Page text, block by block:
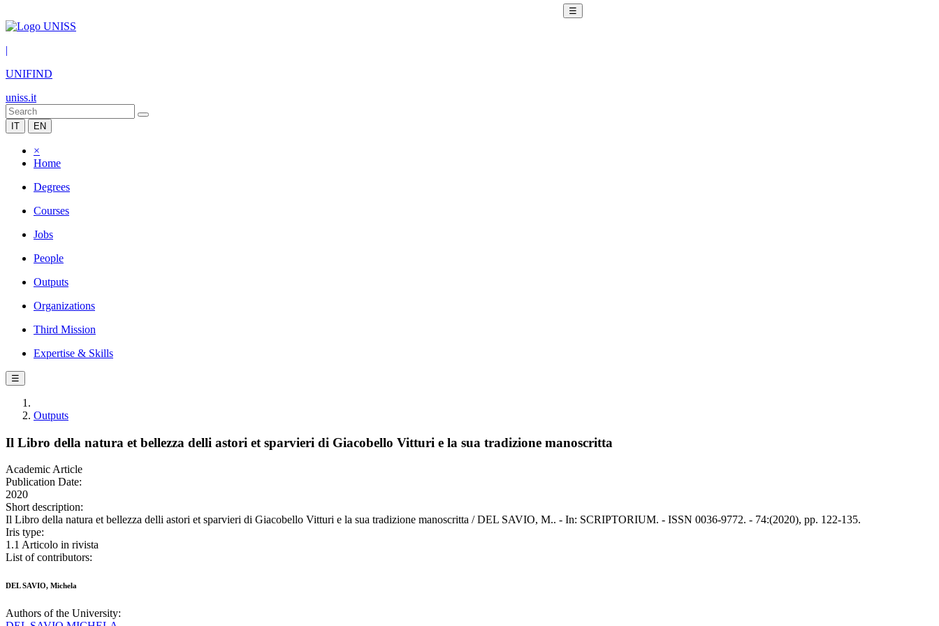
☰
|
UNIFIND
uniss.it
IT EN
×
Home
Degrees
Courses
Jobs
People
Outputs
Organizations
Third Mission
Expertise & Skills
☰
Outputs
Il Libro della natura et bellezza delli astori et sparvieri di Giacobello Vitturi e la sua tradizione manoscritta
Academic Article
Publication Date:
2020
Short description:
Il Libro della natura et bellezza delli astori et sparvieri di Giacobello Vitturi e la sua tradizione manoscritta / DEL SAVIO, M.. - In: SCRIPTORIUM. - ISSN 0036-9772. - 74:(2020), pp. 122-135.
Iris type:
1.1 Articolo in rivista
List of contributors:
DEL SAVIO, Michela
Authors of the University: